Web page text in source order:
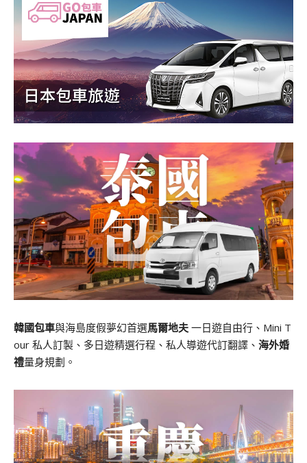
韓國包車與海島度假夢幻首選馬爾地夫 一日遊自由行、Mini T
our 私人訂製、多日遊精選行程、私人導遊代訂翻譯、 海外婚
禮量身規劃。